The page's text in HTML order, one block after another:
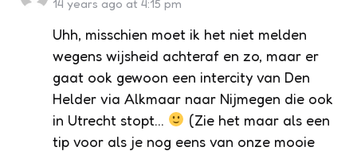
14 years ago at 4:15 pm
Uhh, misschien moet ik het niet melden
wegens wijsheid achteraf en zo, maar er
gaat ook gewoon een intercity van Den
Helder via Alkmaar naar Nijmegen die ook
in Utrecht stopt…
(Zie het maar als een
tip voor als je nog eens van onze mooie